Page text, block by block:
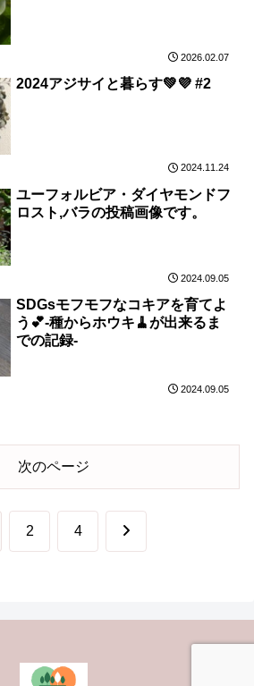
2026.02.07
2024アジサイと暮らす💚💜 #2
2024.11.24
ユーフォルビア・ダイヤモンドフ
ロスト,バラの投稿画像です。
2024.09.05
SDGsモフモフなコキアを育てよ
う💕-種からホウキ🧹が出来るま
での記録-
2024.09.05
次のページ
2 4 次